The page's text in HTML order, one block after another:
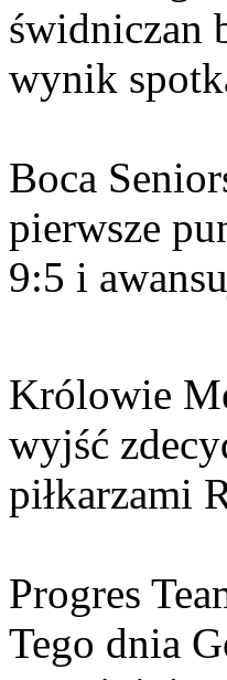
świdniczan
wynik
Boca
pierwsze
9:5 i
Królowie
wyjść
piłkarzami
Progres
Tego dnia